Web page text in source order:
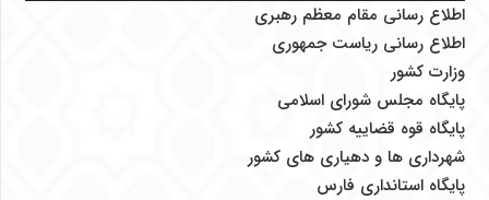
اطلاع رسانی مقام معظم رهبری
اطلاع رسانی ریاست جمهوری
وزارت کشور
پایگاه مجلس شورای اسلامی
پایگاه قوه قضاییه کشور
شهرداری ها و دهیاری های کشور
پایگاه استانداری فارس